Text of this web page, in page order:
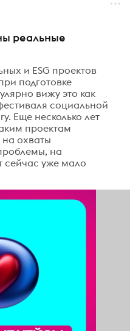
реальные
и ESG проектов
подготовке
вижу это как
социальной
Еще несколько лет
проектам
на охваты
на
сейчас уже мало